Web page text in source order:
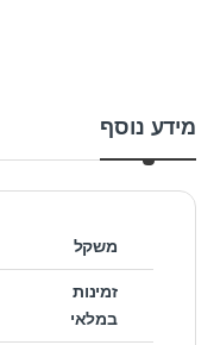
מידע נוסף
משקל
זמינות
במלאי